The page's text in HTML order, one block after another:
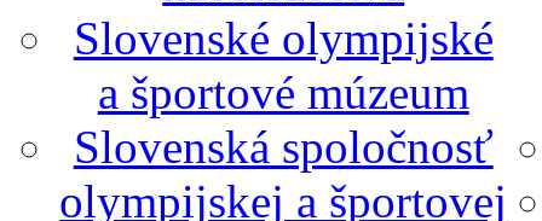
Slovenské olympijské
a športové múzeum
Slovenská spoločnosť
olympijskej a športovej